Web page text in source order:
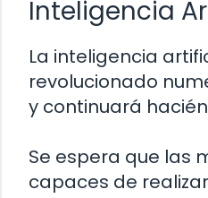
Inteligencia
La inteligencia
revolucionado
y continuará
Se espera que las
capaces de